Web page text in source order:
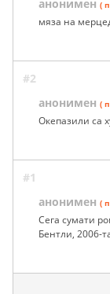
анонимен (
мяза на
#2
анонимен (
Окепазили са
#1
анонимен (
Сега сумати
Бентли, 2006-